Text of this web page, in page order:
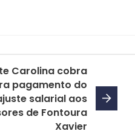
Carolina cobra
pagamento do
salarial aos
de Fontoura
Xavier